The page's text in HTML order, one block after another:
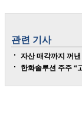
관련 기사
자산 매각까지 꺼
한화솔루션 주주 “